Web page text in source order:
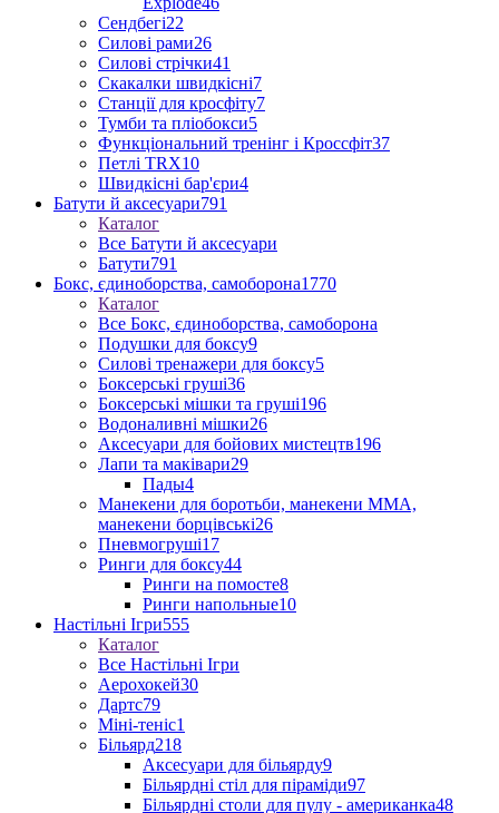
Сендбегі22
Силові рами26
Силові стрічки41
Скакалки швидкісні7
Станції для кросфіту7
Тумби та пліобокси5
Функціональний тренінг і Кроссфіт37
Петлі TRX10
Швидкісні бар'єри4
Батути й аксесуари791
Каталог
Все Батути й аксесуари
Батути791
Бокс, єдиноборства, самоборона1770
Каталог
Все Бокс, єдиноборства, самоборона
Подушки для боксу9
Силові тренажери для боксу5
Боксерські груші36
Боксерські мішки та груші196
Водоналивні мішки26
Аксесуари для бойових мистецтв196
Лапи та маківари29
Пады4
Манекени для боротьби, манекени ММА,
манекени борцівські26
Пневмогруші17
Ринги для боксу44
Ринги на помосте8
Ринги напольные10
Настільні Ігри555
Каталог
Все Настільні Ігри
Аерохокей30
Дартс79
Міні-теніс1
Більярд218
Аксесуари для більярду9
Більярдні стіл для піраміди97
Більярдні столи для пулу - американка48